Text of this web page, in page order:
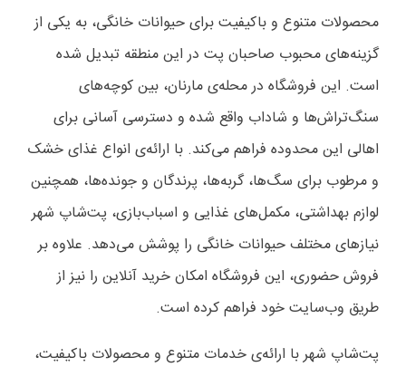
محصولات متنوع و باکیفیت برای حیوانات خانگی، به یکی از
گزینه‌های محبوب صاحبان پت در این منطقه تبدیل شده
است. این فروشگاه در محله‌ی مارنان، بین کوچه‌های
سنگ‌تراش‌ها و شاداب واقع شده و دسترسی آسانی برای
اهالی این محدوده فراهم می‌کند. با ارائه‌ی انواع غذای خشک
و مرطوب برای سگ‌ها، گربه‌ها، پرندگان و جونده‌ها، همچنین
لوازم بهداشتی، مکمل‌های غذایی و اسباب‌بازی، پت‌شاپ شهر
نیازهای مختلف حیوانات خانگی را پوشش می‌دهد. علاوه بر
فروش حضوری، این فروشگاه امکان خرید آنلاین را نیز از
طریق وب‌سایت خود فراهم کرده است.
پت‌شاپ شهر با ارائه‌ی خدمات متنوع و محصولات باکیفیت،